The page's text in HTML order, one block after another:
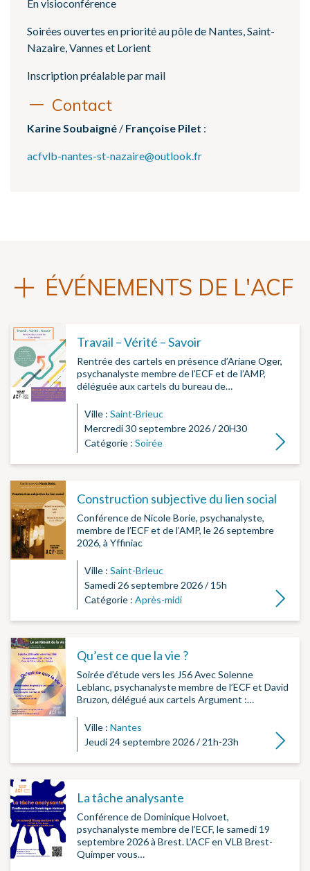
En visioconférence
Soirées ouvertes en priorité au pôle de Nantes, Saint-
Nazaire, Vannes et Lorient
Inscription préalable par mail
Contact
Karine Soubaigné / Françoise Pilet :
acfvlb-nantes-st-nazaire@outlook.fr
ÉVÉNEMENTS DE L'ACF
Travail – Vérité – Savoir
Rentrée des cartels en présence d’Ariane Oger,
psychanalyste membre de l’ECF et de l’AMP,
déléguée aux cartels du bureau de…
Ville : Saint-Brieuc
Mercredi 30 septembre 2026 / 20H30
Catégorie : Soirée Lire la
Construction subjective du lien social
Conférence de Nicole Borie, psychanalyste,
membre de l’ECF et de l’AMP, le 26 septembre
2026, à Yffiniac
Ville : Saint-Brieuc
Samedi 26 septembre 2026 / 15h
Catégorie : Après-midi Lire la
Qu’est ce que la vie ?
Soirée d’étude vers les J56 Avec Solenne
Leblanc, psychanalyste membre de l’ECF et David
Bruzon, délégué aux cartels Argument :…
Ville : Nantes
Jeudi 24 septembre 2026 / 21h-23h
Lire la
La tâche analysante
Conférence de Dominique Holvoet,
psychanalyste membre de l’ECF, le samedi 19
septembre 2026 à Brest. L’ACF en VLB Brest-
Quimper vous…